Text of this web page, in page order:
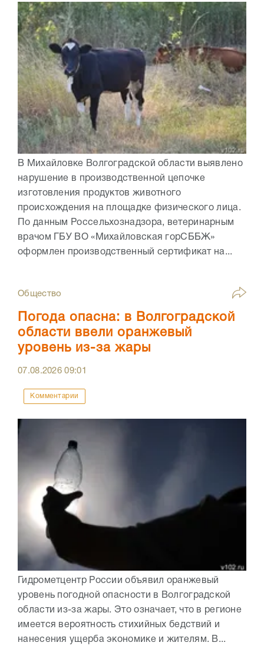
В Михайловке Волгоградской области выявлено
нарушение в производственной цепочке
изготовления продуктов животного
происхождения на площадке физического лица.
По данным Россельхознадзора, ветеринарным
врачом ГБУ ВО «Михайловская горСББЖ»
оформлен производственный сертификат на...
Общество
Погода опасна: в Волгоградской
области ввели оранжевый
уровень из-за жары
07.08.202609:01
Комментарии
Гидрометцентр России объявил оранжевый
уровень погодной опасности в Волгоградской
области из-за жары. Это означает, что в регионе
имеется вероятность стихийных бедствий и
нанесения ущерба экономике и жителям. В...